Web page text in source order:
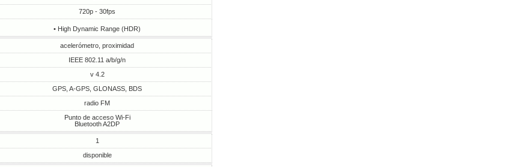
720p - 30fps
• High Dynamic Range (HDR)
acelerómetro, proximidad
IEEE 802.11 a/b/g/n
v 4.2
GPS, A-GPS, GLONASS, BDS
radio FM
Punto de acceso Wi-Fi
Bluetooth A2DP
1
disponible